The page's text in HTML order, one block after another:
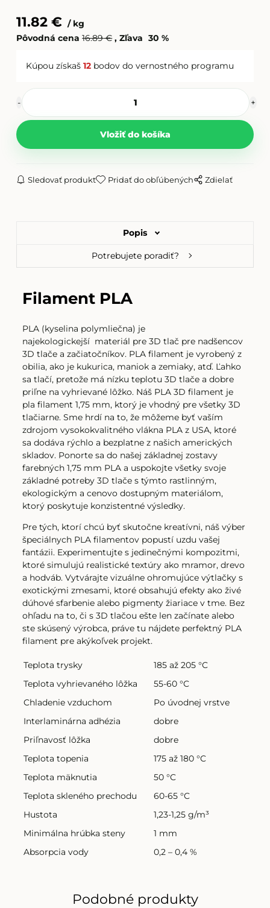
Filament PLA telová
Filament PLA červená
Filament PLA čierna
Filament PLA čierna HC
Filament PLA čierna matná
Filament PLA šedá
Filament PLA šedá
Filament PLA žltá
Filament PLA žltá
Filament PLA META biely 1.75mm | Prof. Lab 1kg
Filament PLA Wood orech tmavý 1.75mm | Smart Print 1kg
Filament PLA META modrý 1.75mm | smartPRINT 1kg
Filament PLA transparentný 1.75mm | Prof. Lab 1kg
11.82 €
kg
Pôvodná cena 16.89€ Zľava 30 %
Kúpou získaš12 bodov do vernostného programu
Sledovať produkt Pridať do obľúbených Zdielať
Popis
Potrebujete poradiť?
Filament PLA
PLA (kyselina polymliečna) je
najekologickejší materiál pre 3D tlač pre nadšencov
3D tlače a začiatočníkov. PLA filament je vyrobený z
obilia, ako je kukurica, maniok a zemiaky, atď. Ľahko
sa tlačí, pretože má nízku teplotu 3D tlače a dobre
priľne na vyhrievané lôžko. Náš PLA 3D filament je
pla filament 1,75 mm, ktorý je vhodný pre všetky 3D
tlačiarne. Sme hrdí na to, že môžeme byť vaším
zdrojom vysokokvalitného vlákna PLA z USA, ktoré
sa dodáva rýchlo a bezplatne z našich amerických
skladov. Ponorte sa do našej základnej zostavy
farebných 1,75 mm PLA a uspokojte všetky svoje
základné potreby 3D tlače s týmto rastlinným,
ekologickým a cenovo dostupným materiálom,
ktorý poskytuje konzistentné výsledky.
Pre tých, ktorí chcú byť skutočne kreatívni, náš výber
špeciálnych PLA filamentov popustí uzdu vašej
fantázii. Experimentujte s jedinečnými kompozitmi,
ktoré simulujú realistické textúry ako mramor, drevo
a hodváb. Vytvárajte vizuálne ohromujúce výtlačky s
exotickými zmesami, ktoré obsahujú efekty ako živé
dúhové sfarbenie alebo pigmenty žiariace v tme. Bez
ohľadu na to, či s 3D tlačou ešte len začínate alebo
ste skúsený výrobca, práve tu nájdete perfektný PLA
filament pre akýkoľvek projekt.
Teplota trysky
185 až 205 °C
Teplota vyhrievaného lôžka
55-60 °C
Chladenie vzduchom
Po úvodnej vrstve
Interlaminárna adhézia
dobre
Priľnavosť lôžka
dobre
Teplota topenia
175 až 180 °C
Teplota mäknutia
50 °C
Teplota skleného prechodu
60-65 °C
Hustota
1,23-1,25 g/m³
Minimálna hrúbka steny
1 mm
Absorpcia vody
0,2 – 0,4 %
Podobné produkty